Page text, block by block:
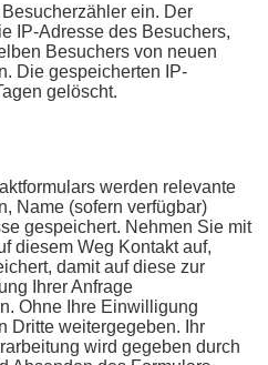
ein. Der
IP-Adresse des Besuchers,
Besuchers von neuen
Die gespeicherten IP-
gelöscht.
werden relevante
Name (sofern verfügbar)
gespeichert. Nehmen Sie mit
diesem Weg Kontakt auf,
damit auf diese zur
Ihrer Anfrage
Ohne Ihre Einwilligung
Dritte weitergegeben. Ihr
wird gegeben durch